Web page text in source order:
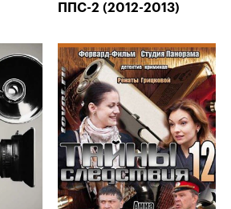
ППС-2 (2012-2013)